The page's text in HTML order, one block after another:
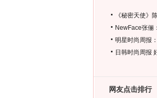
《秘密天使》
NewFace张俪
明星时尚周报
日韩时尚周报
网友点击排行